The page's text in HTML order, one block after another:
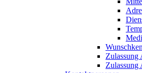
Zulassung
Zulassung